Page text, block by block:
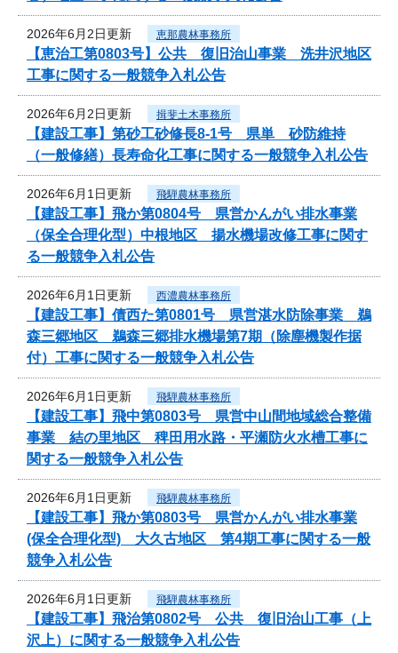
2026年6月2日更新 恵那農林事務所
【恵治工第0803号】公共 復旧治山事業 洗井沢地区
工事に関する一般競争入札公告
2026年6月2日更新 揖斐土木事務所
【建設工事】第砂工砂修長8-1号 県単 砂防維持
（一般修繕）長寿命化工事に関する一般競争入札公告
2026年6月1日更新 飛騨農林事務所
【建設工事】飛か第0804号 県営かんがい排水事業
（保全合理化型）中根地区 揚水機場改修工事に関す
る一般競争入札公告
2026年6月1日更新 西濃農林事務所
【建設工事】債西た第0801号 県営湛水防除事業 鵜
森三郷地区 鵜森三郷排水機場第7期（除塵機製作据
付）工事に関する一般競争入札公告
2026年6月1日更新 飛騨農林事務所
【建設工事】飛中第0803号 県営中山間地域総合整備
事業 結の里地区 稗田用水路・平瀬防火水槽工事に
関する一般競争入札公告
2026年6月1日更新 飛騨農林事務所
【建設工事】飛か第0803号 県営かんがい排水事業
(保全合理化型) 大久古地区 第4期工事に関する一般
競争入札公告
2026年6月1日更新 飛騨農林事務所
【建設工事】飛治第0802号 公共 復旧治山工事（上
沢上）に関する一般競争入札公告